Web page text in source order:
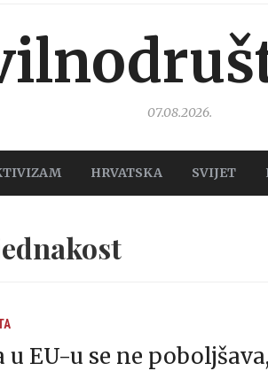
07.08.2026.
HRVATSKA SVIJET
u EU-u se ne poboljšava,